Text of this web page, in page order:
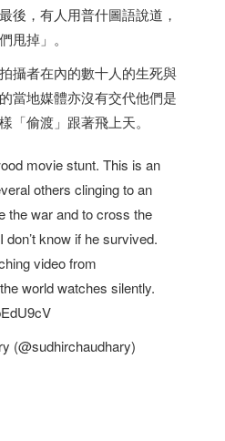
後，有人用普什圖語說道，
甩掉」。
攝者在內的數十人的生死與
當地媒體亦沒有交代他們是
「偷渡」跟著飛上天。
movie stunt. This is an
others clinging to an
the war and to cross the
know if he survived.
video from
world watches silently.
(@sudhirchaudhary)